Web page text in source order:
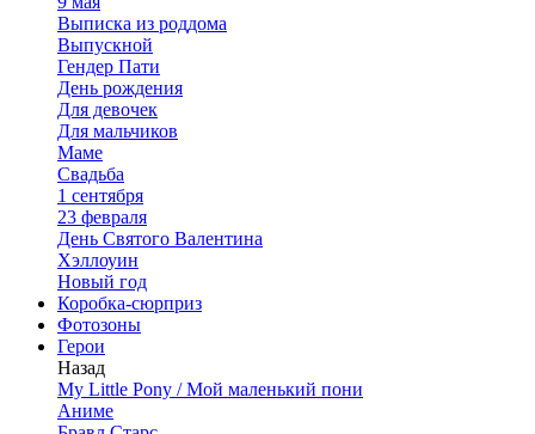
Выписка из роддома
Выпускной
Гендер Пати
День рождения
Для девочек
Для мальчиков
Маме
Свадьба
1 сентября
23 февраля
День Святого Валентина
Хэллоуин
Новый год
Коробка-сюрприз
Фотозоны
Герои
Назад
My Little Pony / Мой маленький пони
Аниме